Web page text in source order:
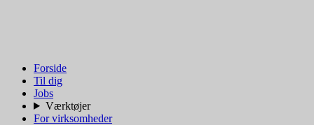
Forside
Til dig
Jobs
Værktøjer
For virksomheder